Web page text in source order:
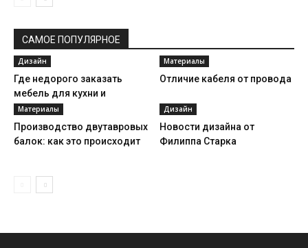
САМОЕ ПОПУЛЯРНОЕ
Дизайн
Где недорого заказать
мебель для кухни и
прихожей
Материалы
Отличие кабеля от провода
Материалы
Производство двутавровых
балок: как это происходит
Дизайн
Новости дизайна от
Филиппа Старка